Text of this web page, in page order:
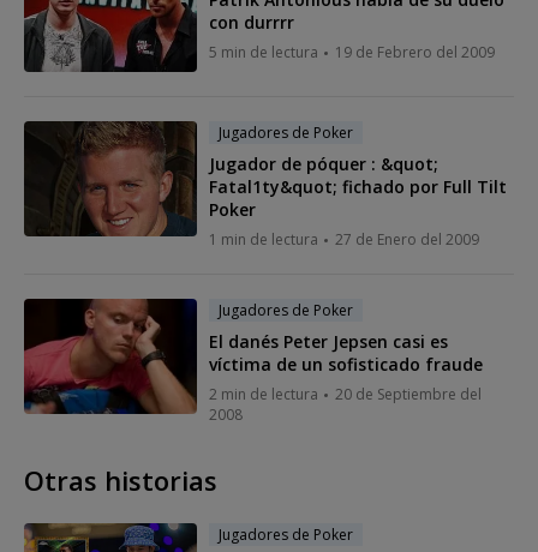
con durrrr
5 min de lectura 19 de Febrero del 2009
Jugadores de Poker
Jugador de póquer : &quot;
Fatal1ty&quot; fichado por Full Tilt
Poker
1 min de lectura 27 de Enero del 2009
Jugadores de Poker
El danés Peter Jepsen casi es
víctima de un sofisticado fraude
2 min de lectura
20 de Septiembre del
2008
Otras historias
Jugadores de Poker